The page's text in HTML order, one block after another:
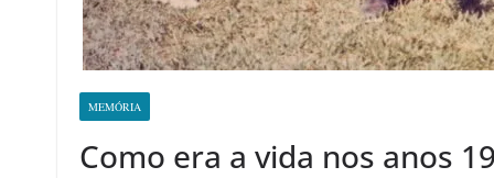
MEMÓRIA
Como era a vida nos anos